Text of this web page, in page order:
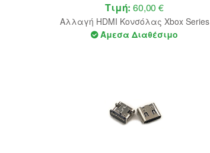
Τιμή:60,00 €
Αλλαγή HDMI Κονσόλας Xbox Series
Άμεσα Διαθέσιμο